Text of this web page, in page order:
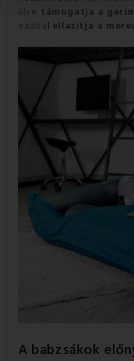
ülve támogatja a
ezáltal ellazítja a
A babzsákok